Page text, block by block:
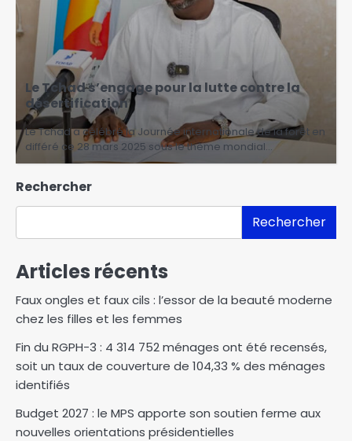
Le Tchad s’engage pour la lutte contre la
désertification
Le Tchad a célébré la Journée internationale de la forêt en
différé ce 28 mars 2025 sous le thème mondial…
Rechercher
Rechercher
Articles récents
Faux ongles et faux cils : l’essor de la beauté moderne
chez les filles et les femmes
Fin du RGPH-3 : 4 314 752 ménages ont été recensés,
soit un taux de couverture de 104,33 % des ménages
identifiés
Budget 2027 : le MPS apporte son soutien ferme aux
nouvelles orientations présidentielles